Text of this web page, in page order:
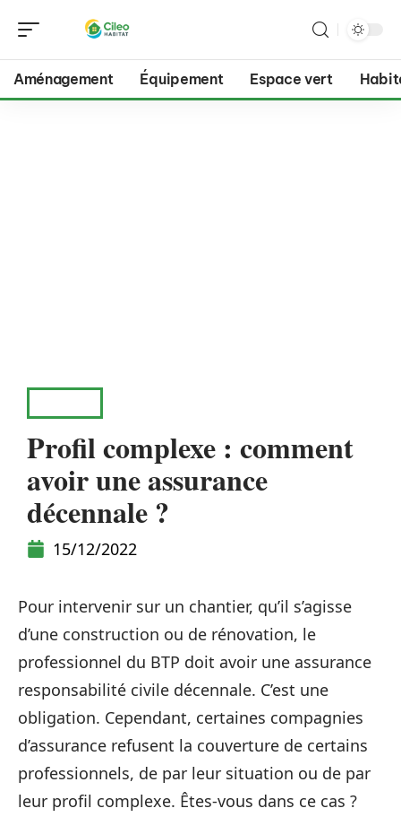
Aménagement Équipement Espace vert
Profil complexe : comment
avoir une assurance
décennale ?
15/12/2022
Pour intervenir sur un chantier, qu’il s’agisse
d’une construction ou de rénovation, le
professionnel du BTP doit avoir une assurance
responsabilité civile décennale. C’est une
obligation. Cependant, certaines compagnies
d’assurance refusent la couverture de certains
professionnels, de par leur situation ou de par
leur profil complexe. Êtes-vous dans ce cas ?